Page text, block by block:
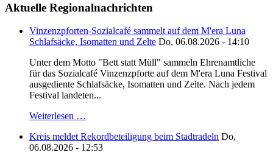
Aktuelle Regionalnachrichten
Vinzenzpforten-Sozialcafé sammelt auf dem M'era Luna
Schlafsäcke, Isomatten und Zelte Do, 06.08.2026 - 14:10
Unter dem Motto "Bett statt Müll" sammeln Ehrenamtliche
für das Sozialcafé Vinzenzpforte auf dem M'era Luna Festival
ausgediente Schlafsäcke, Isomatten und Zelte. Nach jedem
Festival landeten...
Weiterlesen …
Kreis meldet Rekordbeteiligung beim Stadtradeln Do,
06.08.2026 - 12:53